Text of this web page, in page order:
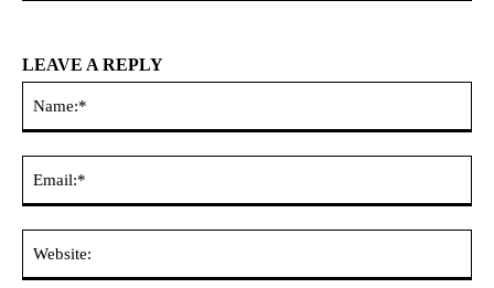
LEAVE A REPLY